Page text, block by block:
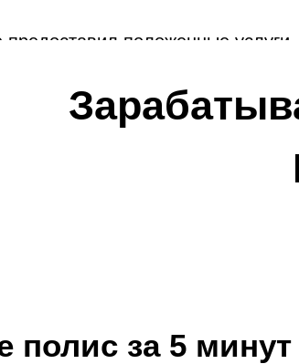
предоставил положенные
полис за 5 минут